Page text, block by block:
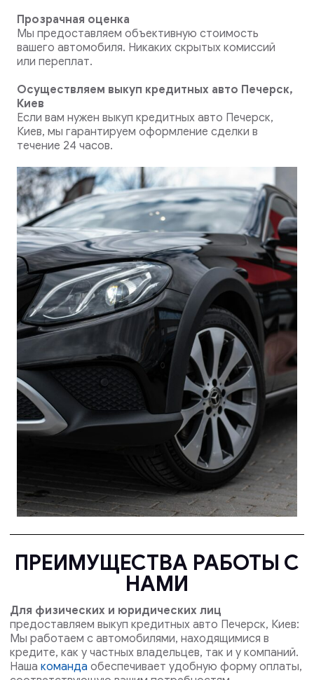
Прозрачная оценка
Мы предоставляем объективную стоимость
вашего автомобиля. Никаких скрытых комиссий
или переплат.
Осуществляем выкуп кредитных авто Печерск,
Киев
Если вам нужен выкуп кредитных авто Печерск,
Киев, мы гарантируем оформление сделки в
течение 24 часов.
ПРЕИМУЩЕСТВА РАБОТЫ С
НАМИ
Для физических и юридических лиц
предоставляем выкуп кредитных авто Печерск, Киев:
Мы работаем с автомобилями, находящимися в
кредите, как у частных владельцев, так и у компаний.
Нашакомандаобеспечивает удобную форму оплаты,